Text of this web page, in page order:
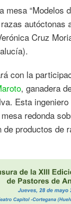
mesa “Modelos
autóctonas
Cruz
con la
, ganadera
Esta
redonda
productos de